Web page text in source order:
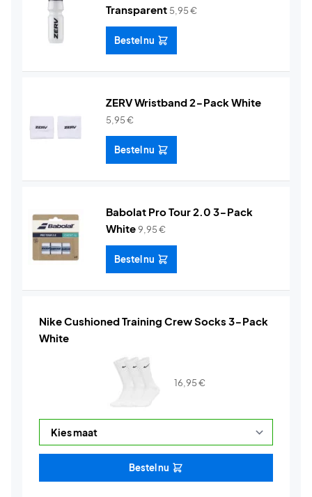
Transparent 5,95€
Bestel nu
ZERV Wristband 2-Pack White
5,95€
Bestel nu
Babolat Pro Tour 2.0 3-Pack
White9,95€
Bestel nu
Nike Cushioned Training Crew Socks 3-Pack
White
16,95€
Bestel nu